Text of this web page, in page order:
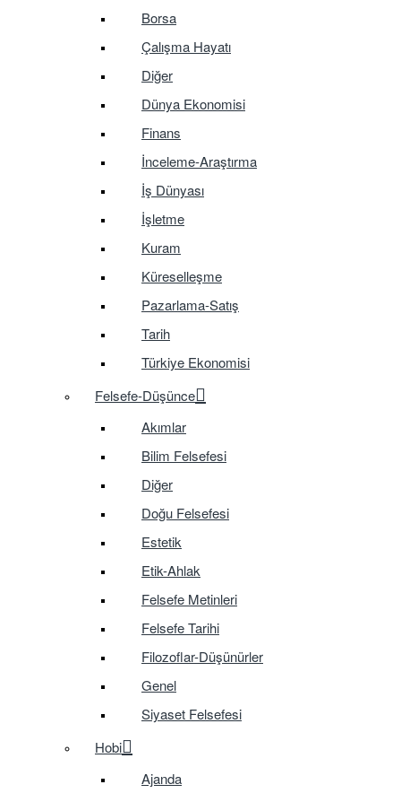
Borsa
Çalışma Hayatı
Diğer
Dünya Ekonomisi
Finans
İnceleme-Araştırma
İş Dünyası
İşletme
Kuram
Küreselleşme
Pazarlama-Satış
Tarih
Türkiye Ekonomisi
Felsefe-Düşünce
Akımlar
Bilim Felsefesi
Diğer
Doğu Felsefesi
Estetik
Etik-Ahlak
Felsefe Metinleri
Felsefe Tarihi
Filozoflar-Düşünürler
Genel
Siyaset Felsefesi
Hobi
Ajanda